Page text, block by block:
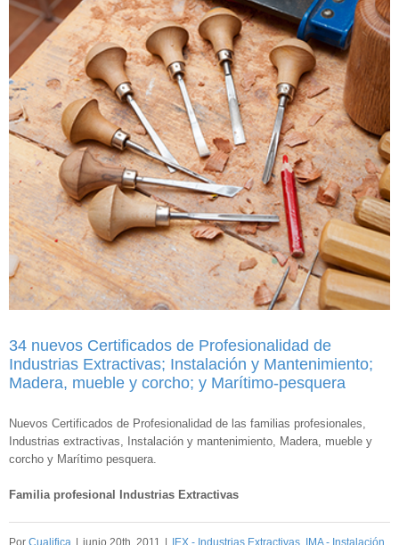
34 nuevos Certificados de Profesionalidad de
Industrias Extractivas; Instalación y Mantenimiento;
Madera, mueble y corcho; y Marítimo-pesquera
Nuevos Certificados de Profesionalidad de las familias profesionales,
Industrias extractivas, Instalación y mantenimiento, Madera, mueble y
corcho y Marítimo pesquera.
Familia profesional Industrias Extractivas
Por Cualifica junio 20th, 2011 IEX - Industrias Extractivas IMA - Instalación